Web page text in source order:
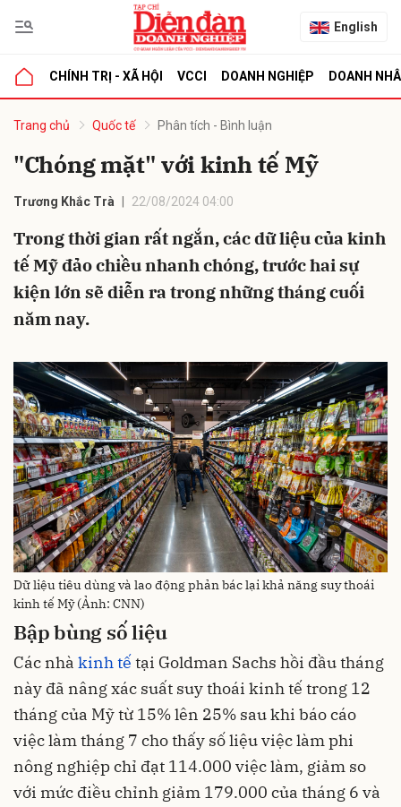
English
CHÍNH TRỊ - XÃ HỘI VCCI DOANH NGHIỆP DOANH
Trang chủ Quốc tế Phân tích - Bình luận
"Chóng mặt" với kinh tế Mỹ
Trương Khắc Trà 22/08/2024 04:00
Trong thời gian rất ngắn, các dữ liệu của kinh
tế Mỹ đảo chiều nhanh chóng, trước hai sự
kiện lớn sẽ diễn ra trong những tháng cuối
năm nay.
Dữ liệu tiêu dùng và lao động phản bác lại khả năng suy thoái
kinh tế Mỹ (Ảnh: CNN)
Bập bùng số liệu
Các nhà kinh tế tại Goldman Sachs hồi đầu tháng
này đã nâng xác suất suy thoái kinh tế trong 12
tháng của Mỹ từ 15% lên 25% sau khi báo cáo
việc làm tháng 7 cho thấy số liệu việc làm phi
nông nghiệp chỉ đạt 114.000 việc làm, giảm so
với mức điều chỉnh giảm 179.000 của tháng 6 và
luận
Hủy